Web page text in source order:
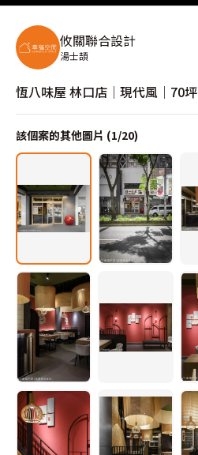
攸關聯合設計
湯士頡
恆八味屋 林口店│現代風│70坪
該個案的其他圖片 (1/20)